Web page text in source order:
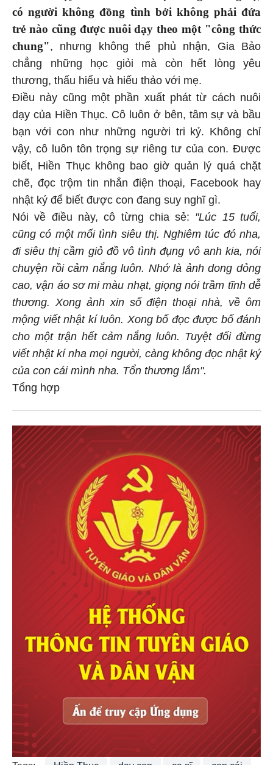
có người không đồng tình bởi không phải đứa
trẻ nào cũng được nuôi dạy theo một "công thức
chung" , nhưng không thể phủ nhận, Gia Bảo
chẳng những học giỏi mà còn hết lòng yêu
thương, thấu hiểu và hiếu thảo với mẹ.
Điều này cũng một phần xuất phát từ cách nuôi
dạy của Hiền Thục. Cô luôn ở bên, tâm sự và bầu
bạn với con như những người tri kỷ. Không chỉ
vậy, cô luôn tôn trọng sự riêng tư của con. Được
biết, Hiền Thục không bao giờ quản lý quá chặt
chẽ, đọc trộm tin nhắn điện thoại, Facebook hay
nhật ký để biết được con đang suy nghĩ gì.
Nói về điều này, cô từng chia sẻ: "Lúc 15 tuổi,
cũng có một mối tình siêu thị. Nghiêm túc đó nha,
đi siêu thị cầm giỏ đồ vô tình đụng vô anh kia, nói
chuyện rồi cảm nắng luôn. Nhớ là ảnh dong dỏng
cao, vận áo sơ mi màu nhạt, giọng nói trầm tĩnh dễ
thương. Xong ảnh xin số điện thoại nhà, về ôm
mộng viết nhật kí luôn. Xong bố đọc được bố đánh
cho một trận hết cảm nắng luôn. Tuyệt đối đừng
viết nhật kí nha mọi người, càng không đọc nhật ký
của con cái mình nha. Tổn thương lắm".
Tổng hợp